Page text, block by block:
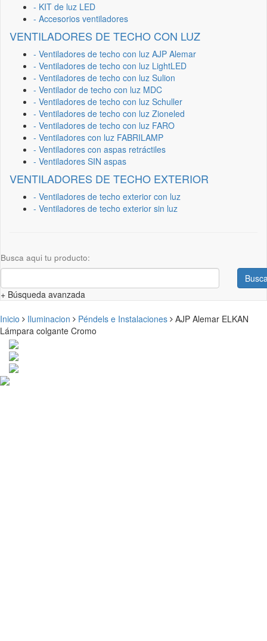
- KIT de luz LED
- Accesorios ventiladores
VENTILADORES DE TECHO CON LUZ
- Ventiladores de techo con luz AJP Alemar
- Ventiladores de techo con luz LightLED
- Ventiladores de techo con luz Sulion
- Ventilador de techo con luz MDC
- Ventiladores de techo con luz Schuller
- Ventiladores de techo con luz Zioneled
- Ventiladores de techo con luz FARO
- Ventiladores con luz FABRILAMP
- Ventiladores con aspas retráctiles
- Ventiladores SIN aspas
VENTILADORES DE TECHO EXTERIOR
- Ventiladores de techo exterior con luz
- Ventiladores de techo exterior sin luz
Busca aqui tu producto:
+ Búsqueda avanzada
Inicio Iluminacion Péndels e Instalaciones
AJP Alemar ELKAN
Lámpara colgante Cromo